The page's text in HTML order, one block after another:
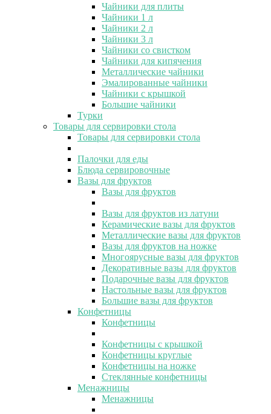
Чайники для плиты
Чайники 1 л
Чайники 2 л
Чайники 3 л
Чайники со свистком
Чайники для кипячения
Металлические чайники
Эмалированные чайники
Чайники с крышкой
Большие чайники
Турки
Товары для сервировки стола
Товары для сервировки стола
Палочки для еды
Блюда сервировочные
Вазы для фруктов
Вазы для фруктов
Вазы для фруктов из латуни
Керамические вазы для фруктов
Металлические вазы для фруктов
Вазы для фруктов на ножке
Многоярусные вазы для фруктов
Декоративные вазы для фруктов
Подарочные вазы для фруктов
Настольные вазы для фруктов
Большие вазы для фруктов
Конфетницы
Конфетницы
Конфетницы с крышкой
Конфетницы круглые
Конфетницы на ножке
Стеклянные конфетницы
Менажницы
Менажницы